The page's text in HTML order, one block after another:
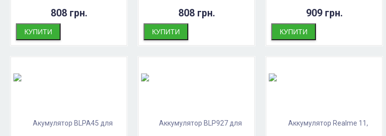
808 грн.
КУПИТИ
808 грн.
КУПИТИ
909 грн.
КУПИТИ